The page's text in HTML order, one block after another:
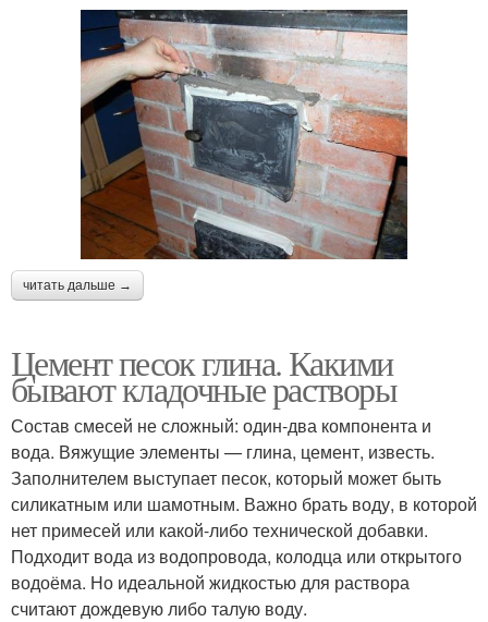
читать дальше →
Цемент песок глина. Какими
бывают кладочные растворы
Состав смесей не сложный: один-два компонента и
вода. Вяжущие элементы — глина, цемент, известь.
Заполнителем выступает песок, который может быть
силикатным или шамотным. Важно брать воду, в которой
нет примесей или какой-либо технической добавки.
Подходит вода из водопровода, колодца или открытого
водоёма. Но идеальной жидкостью для раствора
считают дождевую либо талую воду.